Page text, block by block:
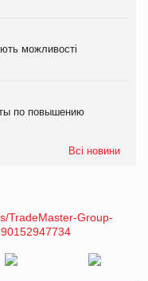
можливості
по повышению
Всі новини